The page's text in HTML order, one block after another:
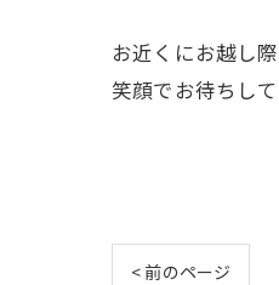
お近くにお越し
笑顔でお待ちし
< 前のページ